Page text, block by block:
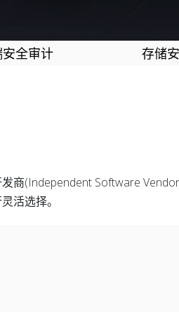
全审计 存储
商(Independent Software
活选择。